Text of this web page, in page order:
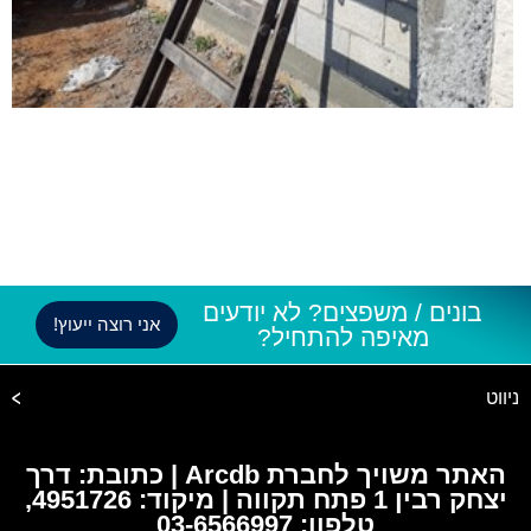
בונים / משפצים? לא יודעים
מאיפה להתחיל?
אני רוצה ייעוץ!
ניווט
האתר משויך לחברת Arcdb | כתובת: דרך
יצחק רבין 1 פתח תקווה | מיקוד: 4951726,
טלפון: 03-6566997